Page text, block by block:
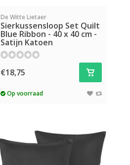
De Witte Lietaer
Sierkussensloop Set Quilt
Blue Ribbon - 40 x 40 cm -
Satijn Katoen
€18,75
Op voorraad